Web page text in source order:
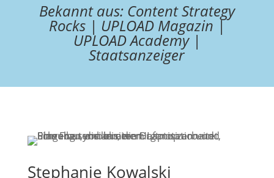
Bekannt aus: Content Strategy
Rocks| UPLOAD Magazin |
UPLOAD Academy|
Staatsanzeiger
Stephanie Kowalski